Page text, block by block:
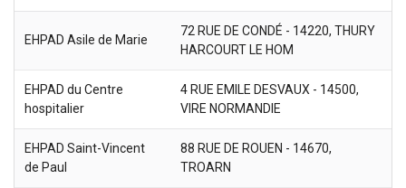
EHPAD Asile de Marie
72 RUE DE CONDÉ - 14220, THURY
HARCOURT LE HOM
EHPAD du Centre
hospitalier
4 RUE EMILE DESVAUX - 14500,
VIRE NORMANDIE
EHPAD Saint-Vincent
de Paul
88 RUE DE ROUEN - 14670,
TROARN